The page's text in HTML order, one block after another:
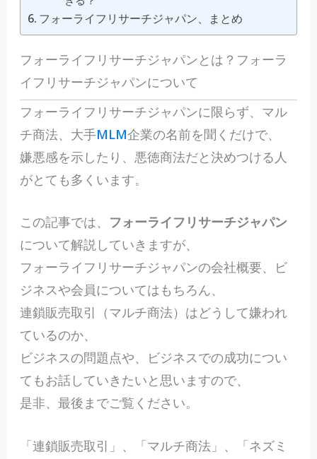
フォーライフリサーチジャパン、まとめ
フォーライフリサーチジャパンとは？フォーラ
イフリサーチジャパンについて
フォーライフリサーチジャパンに限らず、マル
チ商法、大手MLM企業の名前を聞くだけで、
嫌悪感を示したり、悪徳商法だと決めつける人
がとても多くいます。
この記事では、 フォーライフリサーチジャパン
について解説していきますが、
フォーライフリサーチジャパンの会社概要、ビ
ジネスや会員についてはもちろん、
連鎖販売取引（マルチ商法）はどうして嫌われ
ているのか、
ビジネスの問題点や、ビジネスでの成功につい
てもお話していきたいと思いますので、
是非、最後までご覧ください。
「連鎖販売取引」、「マルチ商法」、「ネズミ